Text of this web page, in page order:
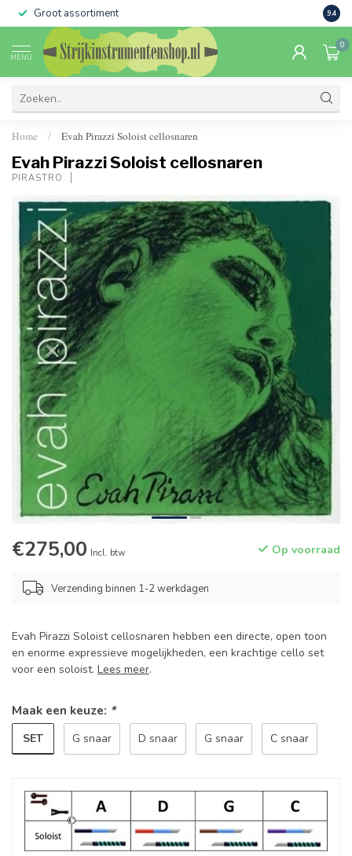
Groot assortiment 9.4
MENU
0
Home / Evah Pirazzi Soloist cellosnaren
Evah Pirazzi Soloist cellosnaren
PIRASTRO
€275,00 Incl. btw Op voorraad
Verzending binnen 1-2 werkdagen
Evah Pirazzi Soloist cellosnaren hebben een directe, open toon
en enorme expressieve mogelijkheden, een krachtige cello set
voor een soloist. Lees meer.
Maak een keuze: *
SET G snaar D snaar G snaar C snaar